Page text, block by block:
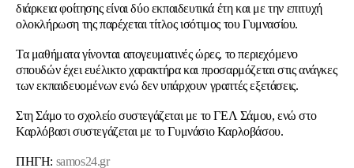
διάρκεια φοίτησης είναι δύο εκπαιδευτικά έτη και με την επιτυχή
ολοκλήρωση της παρέχεται τίτλος ισότιμος του Γυμνασίου.
Τα μαθήματα γίνονται απογευματινές ώρες, το περιεχόμενο
σπουδών έχει ευέλικτο χαρακτήρα και προσαρμόζεται στις ανάγκες
των εκπαιδευομένων ενώ δεν υπάρχουν γραπτές εξετάσεις.
Στη Σάμο το σχολείο συστεγάζεται με το ΓΕΛ Σάμου, ενώ στο
Καρλόβασι συστεγάζεται με το Γυμνάσιο Καρλοβάσου.
ΠΗΓΗ: samos24.gr